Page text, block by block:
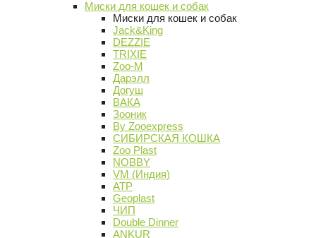
Миски для кошек и собак
Миски для кошек и собак
Jack&King
DEZZIE
TRIXIE
Zoo-M
Дарэлл
Догуш
ВАКА
Зооник
By Zooexpress
СИБИРСКАЯ КОШКА
Zoo Plast
NOBBY
VM (Индия)
АТР
Geoplast
ЧИП
Double Dinner
ANKUR